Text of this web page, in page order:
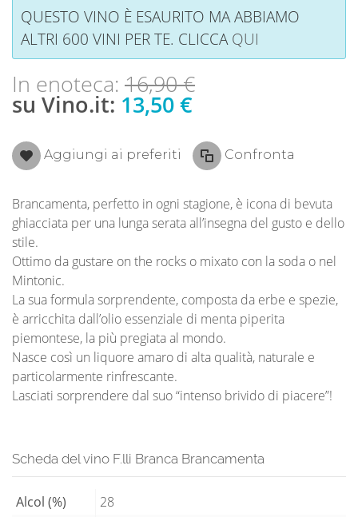
QUESTO VINO È ESAURITO MA ABBIAMO
ALTRI 600 VINI PER TE. CLICCAQUI
In enoteca: 16,90 €
su Vino.it: 13,50 €
Aggiungi ai preferiti Confronta
Brancamenta, perfetto in ogni stagione, è icona di bevuta
ghiacciata per una lunga serata all’insegna del gusto e dello
stile.
Ottimo da gustare on the rocks o mixato con la soda o nel
Mintonic.
La sua formula sorprendente, composta da erbe e spezie,
è arricchita dall’olio essenziale di menta piperita
piemontese, la più pregiata al mondo.
Nasce così un liquore amaro di alta qualità, naturale e
particolarmente rinfrescante.
Lasciati sorprendere dal suo “intenso brivido di piacere”!
Scheda del vino F.lli Branca Brancamenta
Alcol (%)
28